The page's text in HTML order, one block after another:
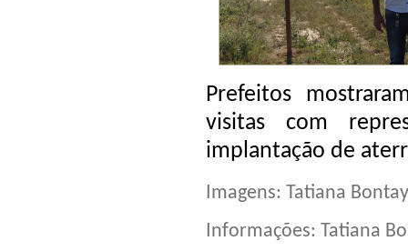
Prefeitos
visitas com
implantação de
Imagens: Tatiana
Informações: Tatiana